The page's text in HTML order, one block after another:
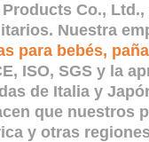
Co., Ltd.,
Nuestra
para bebés,
ISO, SGS y la
de Italia y
que nuestros
y otras